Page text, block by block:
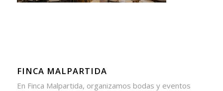
FINCA MALPARTIDA
En Finca Malpartida, organizamos bodas y eventos